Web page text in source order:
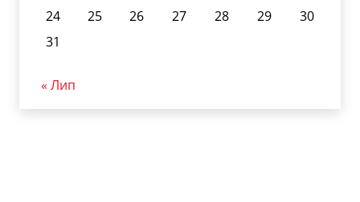
24
25 26 27 28 29
30
31
« Лип